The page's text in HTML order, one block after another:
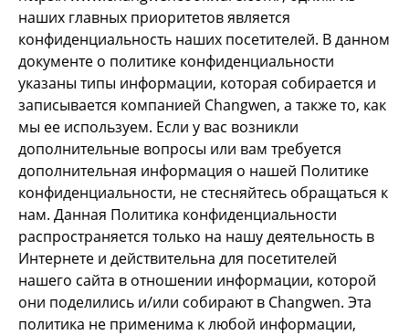
наших главных приоритетов является
конфиденциальность наших посетителей. В данном
документе о политике конфиденциальности
указаны типы информации, которая собирается и
записывается компанией Changwen, а также то, как
мы ее используем. Если у вас возникли
дополнительные вопросы или вам требуется
дополнительная информация о нашей Политике
конфиденциальности, не стесняйтесь обращаться к
нам. Данная Политика конфиденциальности
распространяется только на нашу деятельность в
Интернете и действительна для посетителей
нашего сайта в отношении информации, которой
они поделились и/или собирают в Changwen. Эта
политика не применима к любой информации,